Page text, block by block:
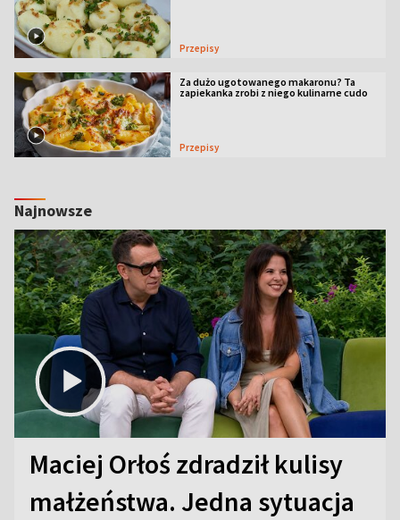
Przepisy
Za dużo ugotowanego makaronu? Ta
zapiekanka zrobi z niego kulinarne cudo
Przepisy
Najnowsze
Maciej Orłoś zdradził kulisy
małżeństwa. Jedna sytuacja